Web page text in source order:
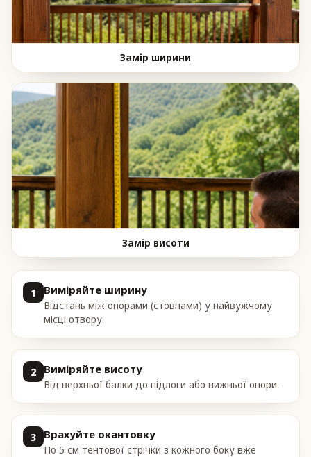
Замір ширини
Замір висоти
1 Виміряйте ширину
Відстань між опорами (стовпами) у найвужчому
місці отвору.
2 Виміряйте висоту
Від верхньої балки до підлоги або нижньої опори.
3 Врахуйте окантовку
По 5 см тентової стрічки з кожного боку вже